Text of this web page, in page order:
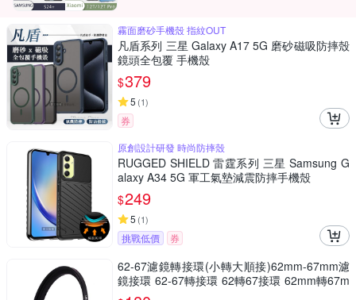
霧面磨砂手機殼 指紋OUT
凡盾系列 三星 Galaxy A17 5G 磨砂磁吸防摔殼
鏡頭全包覆 手機殼
$379
5 (1)
券
原創設計研發 時尚防摔殼
RUGGED SHIELD 雷霆系列 三星 Samsung G
alaxy A34 5G 軍工氣墊減震防摔手機殼
$249
5 (1)
挑戰低價 券
62-67濾鏡轉接環(小轉大順接)62mm-67mm濾
鏡接環 62-67轉接環 62轉67接環 62mm轉67m
m保護鏡轉接環